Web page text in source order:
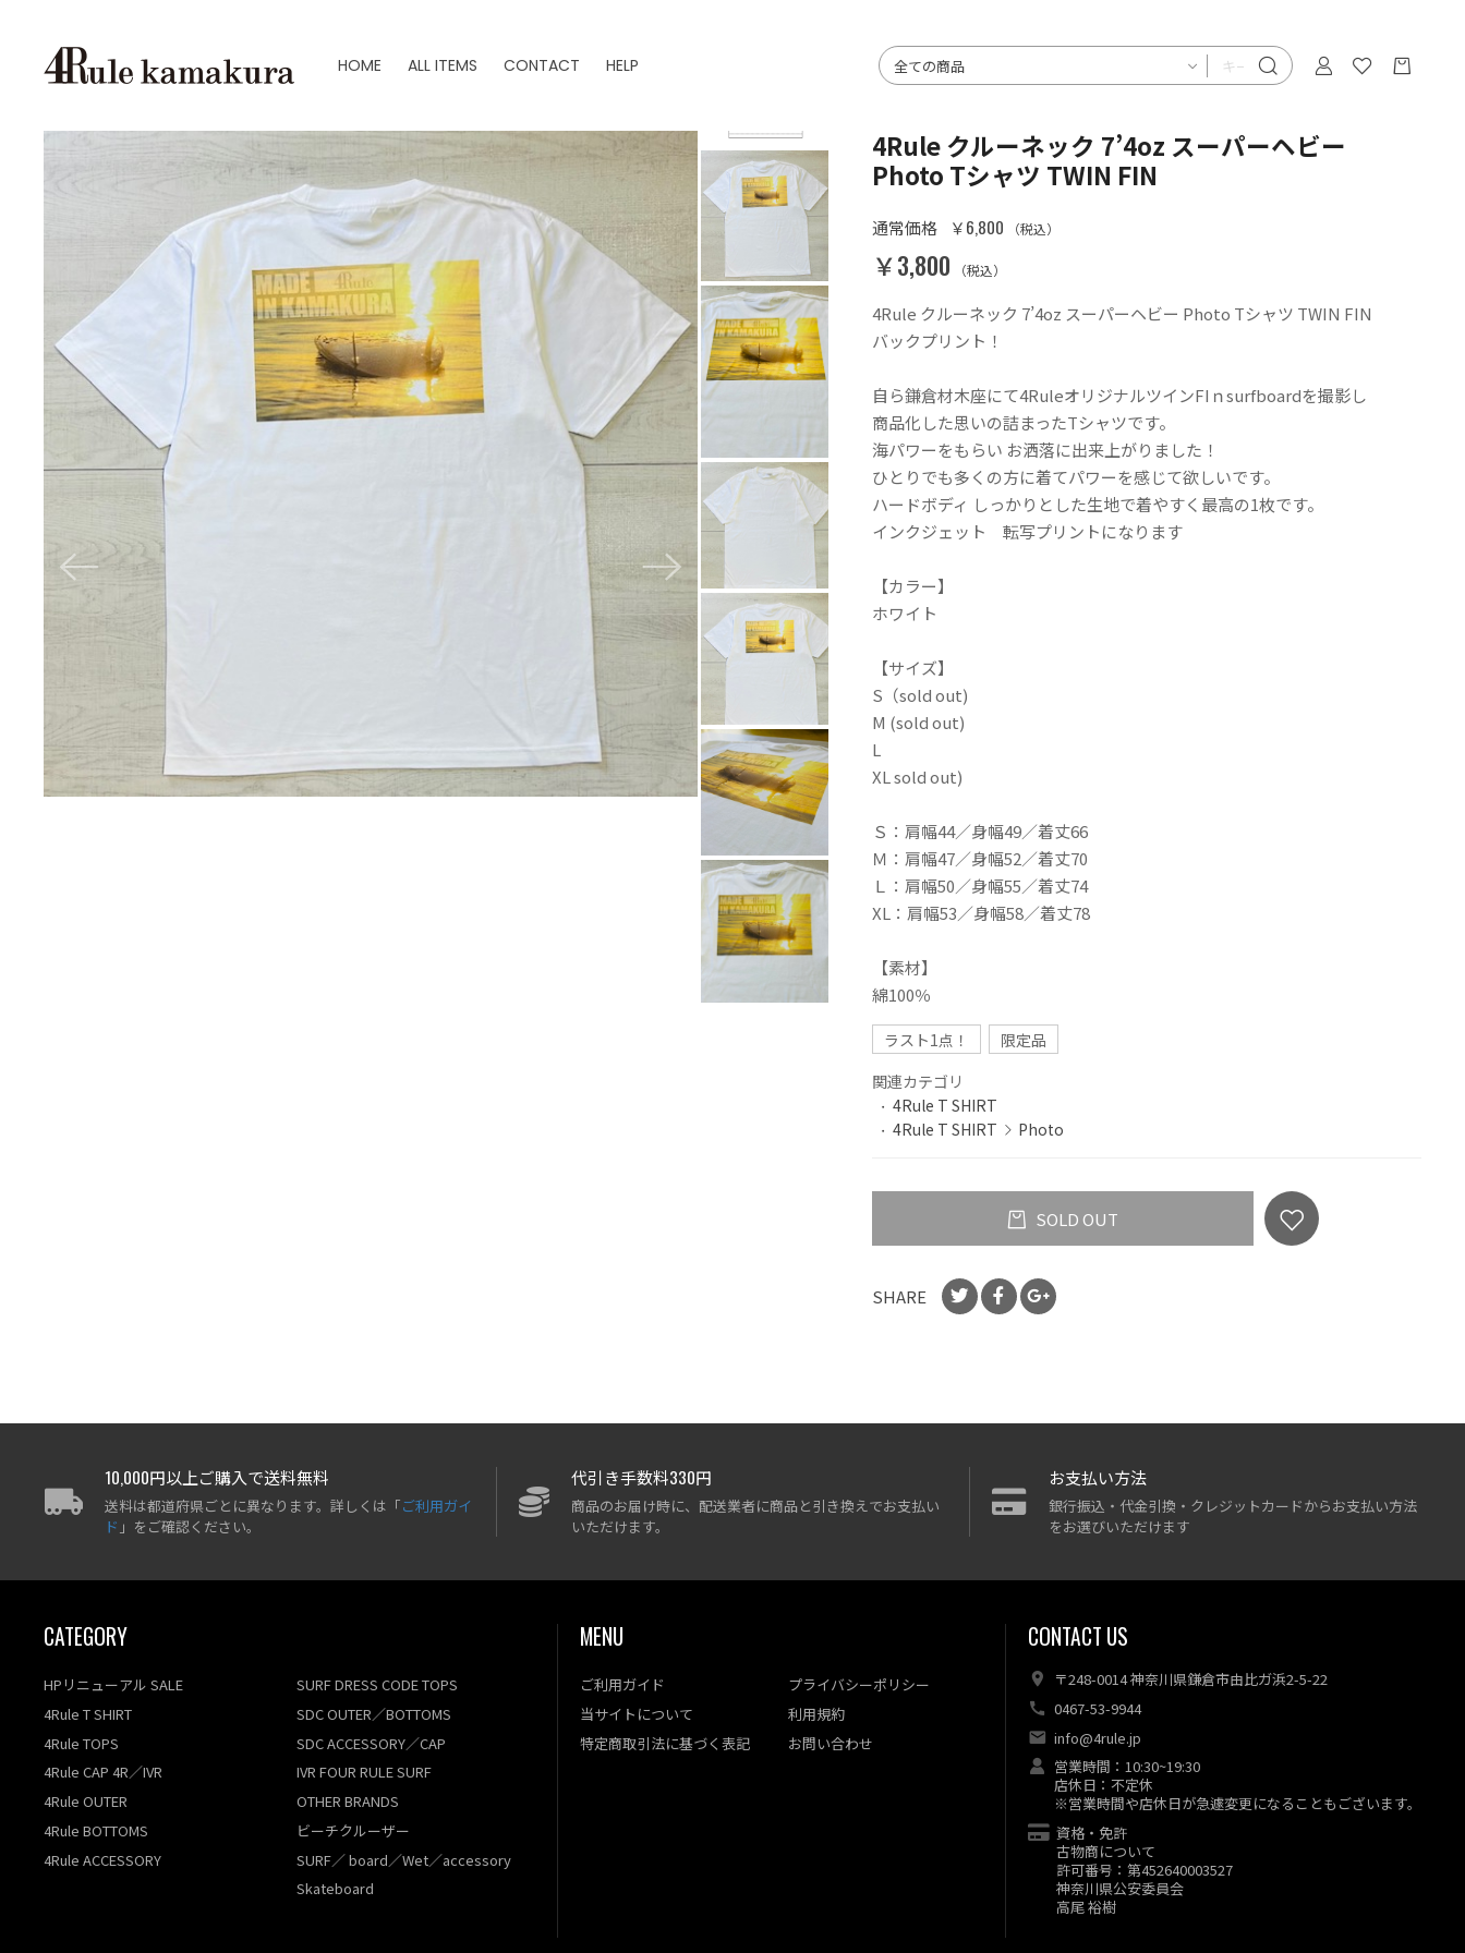
HOME ALL ITEMS CONTACT HELP
4Rule クルーネック 7’4oz スーパーヘビー
Photo Tシャツ TWIN FIN
通常価格 ￥6,800 （税込）
￥3,800 （税込）
4Rule クルーネック 7’4oz スーパーヘビー Photo Tシャツ TWIN FIN
バックプリント！
自ら鎌倉材木座にて4RuleオリジナルツインFIｎsurfboardを撮影し
商品化した思いの詰まったTシャツです。
海パワーをもらい お洒落に出来上がりました！
ひとりでも多くの方に着てパワーを感じて欲しいです。
ハードボディ しっかりとした生地で着やすく最高の1枚です。
インクジェット 転写プリントになります
【カラー】
ホワイト
【サイズ】
S（sold out)
M (sold out)
L
XL sold out)
Ｓ：肩幅44／身幅49／着丈66
Ｍ：肩幅47／身幅52／着丈70
Ｌ：肩幅50／身幅55／着丈74
XL：肩幅53／身幅58／着丈78
【素材】
綿100％
ラスト1点！
限定品
関連カテゴリ
4Rule T SHIRT
4Rule T SHIRT
Photo
SOLD OUT
SHARE
10,000円以上ご購入で送料無料
送料は都道府県ごとに異なります。詳しくは「ご利用ガイ
ド 」をご確認ください。
代引き手数料330円
商品のお届け時に、配送業者に商品と引き換えでお支払い
いただけます。
お支払い方法
銀行振込・代金引換・クレジットカードからお支払い方法
をお選びいただけます
CATEGORY
HPリニューアル SALE
4Rule T SHIRT
4Rule TOPS
4Rule CAP 4R／IVR
4Rule OUTER
4Rule BOTTOMS
4Rule ACCESSORY
SURF DRESS CODE TOPS
SDC OUTER／BOTTOMS
SDC ACCESSORY／CAP
IVR FOUR RULE SURF
OTHER BRANDS
ビーチクルーザー
SURF／ board／Wet／accessory
Skateboard
MENU
ご利用ガイド
当サイトについて
特定商取引法に基づく表記
プライバシーポリシー
利用規約
お問い合わせ
CONTACT US
〒248-0014 神奈川県鎌倉市由比ガ浜2-5-22
0467-53-9944
info@4rule.jp
営業時間：10:30~19:30
店休日：不定休
※営業時間や店休日が急遽変更になることもございます。
資格・免許
古物商について
許可番号：第452640003527
神奈川県公安委員会
高尾 裕樹